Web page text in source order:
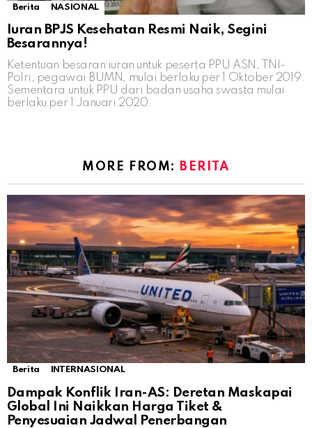
Berita NASIONAL
Iuran BPJS Kesehatan Resmi Naik, Segini
Besarannya!
Ketentuan besaran iuran untuk peserta PPU ASN, TNI-
Polri, pegawai BUMN, mulai berlaku per 1 Oktober 2019.
Sementara untuk PPU dari badan usaha swasta mulai
berlaku per 1 Januari 2020.
MORE FROM: BERITA
Berita INTERNASIONAL
Dampak Konflik Iran-AS: Deretan Maskapai
Global Ini Naikkan Harga Tiket &
Penyesuaian Jadwal Penerbangan